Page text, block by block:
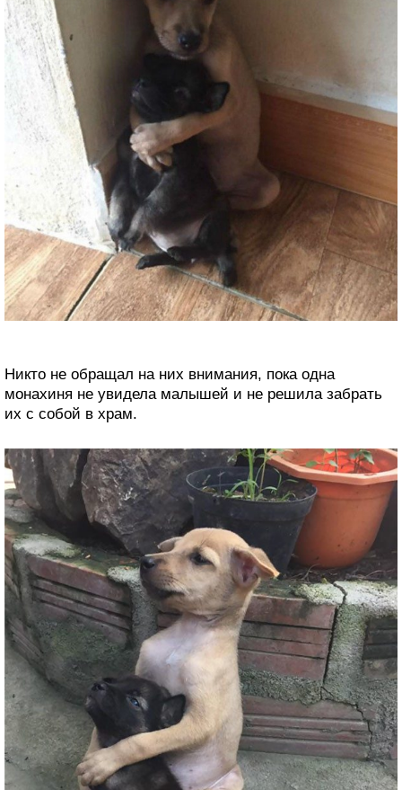
Никто не обращал на них внимания, пока одна
монахиня не увидела малышей и не решила забрать
их с собой в храм.